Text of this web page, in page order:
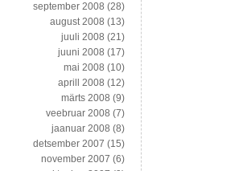
september 2008 (28)
august 2008 (13)
juuli 2008 (21)
juuni 2008 (17)
mai 2008 (10)
aprill 2008 (12)
märts 2008 (9)
veebruar 2008 (7)
jaanuar 2008 (8)
detsember 2007 (15)
november 2007 (6)